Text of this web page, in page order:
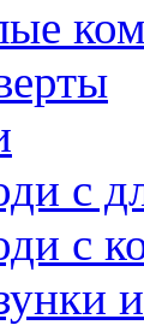
с
с